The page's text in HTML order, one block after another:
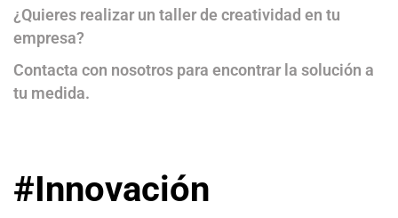
¿Quieres realizar un taller de creatividad en tu
empresa?
Contacta con nosotros para encontrar la solución a
tu medida.
#Innovación